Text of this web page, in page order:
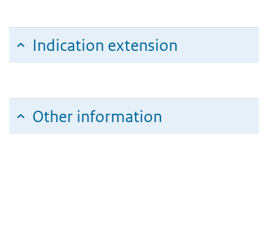
Indication extension
Other information